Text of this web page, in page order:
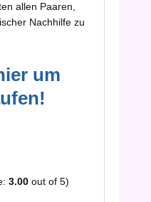
allen Paaren,
Nachhilfe zu
um
3.00out of 5)